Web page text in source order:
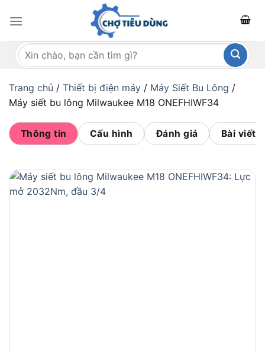
qua
dungTìm
kiếm:
Trang chủ / Thiết bị điện máy / Máy Siết Bu Lông /
Máy siết bu lông Milwaukee M18 ONEFHIWF34
Thông tin Cấu hình Đánh giá Bài viết